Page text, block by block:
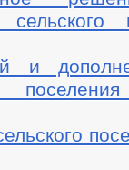
сельского
и